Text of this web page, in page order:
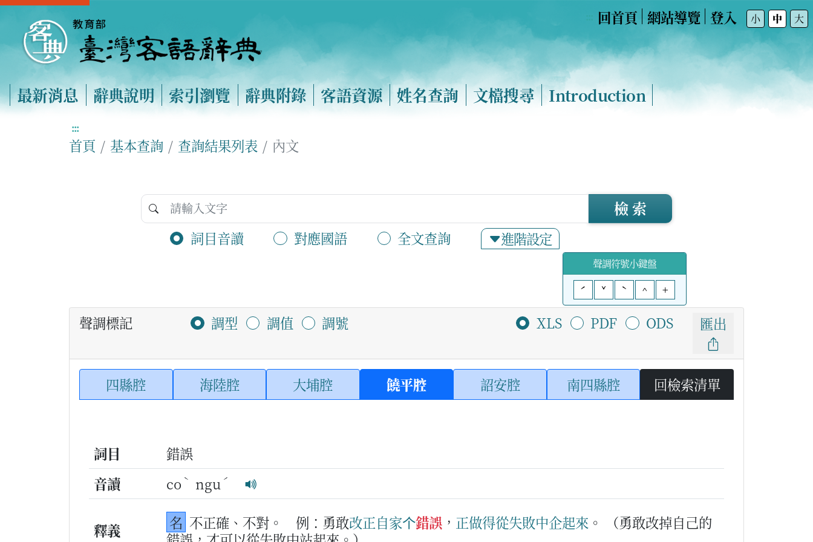
回首頁 網站導覽 登入 小 中 大
最新消息 辭典說明 索引瀏覽 辭典附錄 客語資源 姓名查詢 文檔搜尋 Introduction
:::
首頁 基本查詢 查詢結果列表 內文
詞目音讀 對應國語 全文查詢 進階設定
檢 索
聲調符號小鍵盤
ˊ
ˇ ˋ ^ +
聲調標記 調型 調值 調號 XLS PDF ODS 匯出
四縣腔 海陸腔 大埔腔 饒平腔 詔安腔 南四縣腔 回檢索清單
詞目
錯誤
音讀
co ˋ ngu ˊ
釋義 名 不正確、不對。 例：勇敢改正自家个錯誤 ， 正做得從失敗中企起來 。
（勇敢改掉自己的